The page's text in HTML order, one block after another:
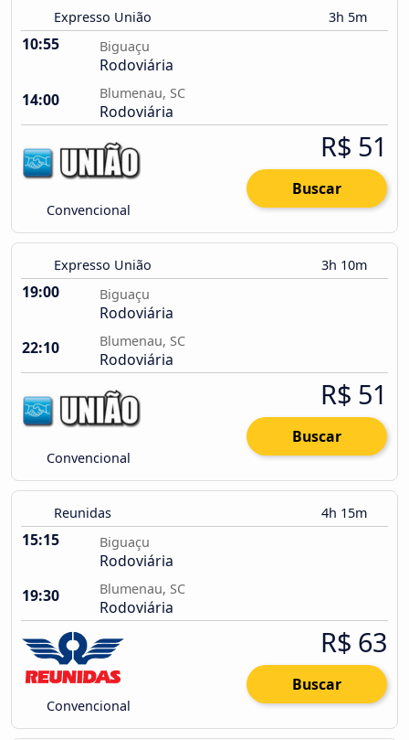
Expresso União 3h 5m
10:55 Biguaçu
Rodoviária
14:00
Blumenau, SC
Rodoviária
Convencional
R$ 51
Buscar
Expresso União 3h 10m
19:00 Biguaçu
Rodoviária
22:10
Blumenau, SC
Rodoviária
Convencional
R$ 51
Buscar
Reunidas 4h 15m
15:15 Biguaçu
Rodoviária
19:30
Blumenau, SC
Rodoviária
Convencional
R$ 63
Buscar